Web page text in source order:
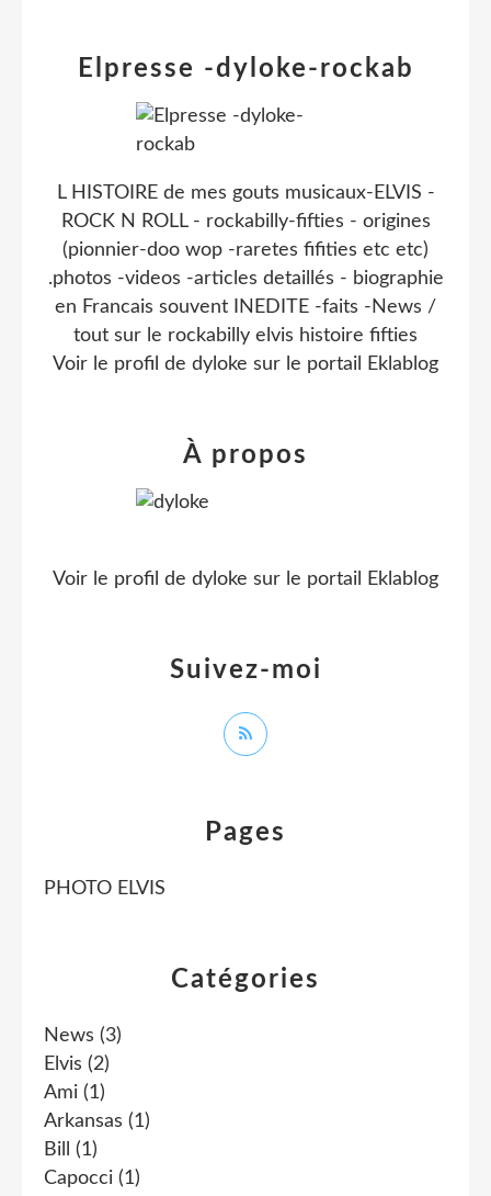
Catégories
News (3)
Elvis (2)
Ami (1)
Arkansas (1)
Bill
(1)
Capocci (1)
Pages
PHOTO ELVIS
Elpresse -dyloke-rockab
L HISTOIRE de mes gouts musicaux-ELVIS -
ROCK N ROLL - rockabilly-fifties - origines
(pionnier-doo wop -raretes fifities etc etc)
.photos -videos -articles detaillés - biographie
en Francais souvent INEDITE -faits -News /
tout sur le rockabilly elvis histoire fifties
Voir le profil de dyloke sur le portail Eklablog
Suivez-moi
À propos
Voir le profil de dyloke sur le portail Eklablog